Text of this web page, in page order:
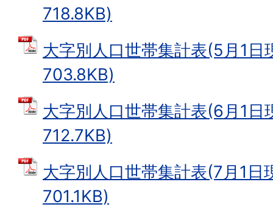
718.8KB)
大字別人口世帯集計表(5月1
703.8KB)
大字別人口世帯集計表(6月1
712.7KB)
大字別人口世帯集計表(7月1
701.1KB)